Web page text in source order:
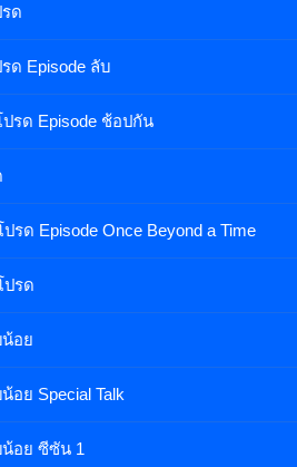
ด
ด Episode ลับ
รด Episode ช้อปกัน
รด Episode Once Beyond a Time
รด
อย
อย Special Talk
น้อย ซีซัน 1